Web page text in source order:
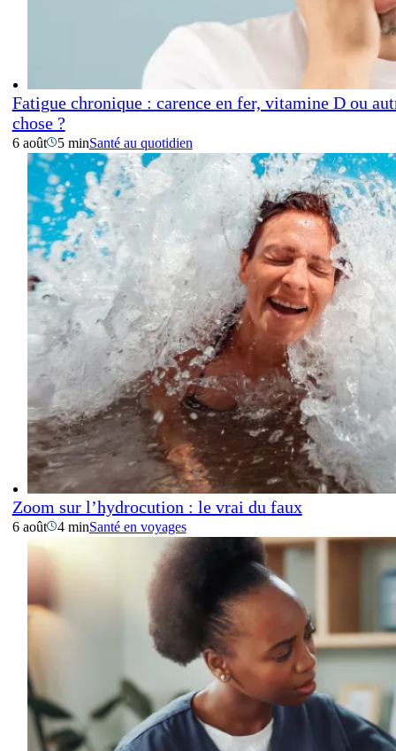
Fatigue chronique : carence en fer, vitamine D ou
chose ?
6 août 5 minSanté au quotidien
Zoom sur l’hydrocution : le vrai du faux
6 août 4 minSanté en voyages